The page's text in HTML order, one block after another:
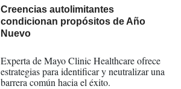
Creencias autolimitantes
condicionan propósitos de Año
Nuevo
Experta de Mayo Clinic Healthcare ofrece
estrategias para identificar y neutralizar una
barrera común hacia el éxito.